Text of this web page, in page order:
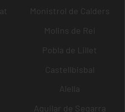
Monistrol de Calders
Molins de Rei
Pobla de Lillet
Castellbisbal
Alella
Aguilar de Segarra